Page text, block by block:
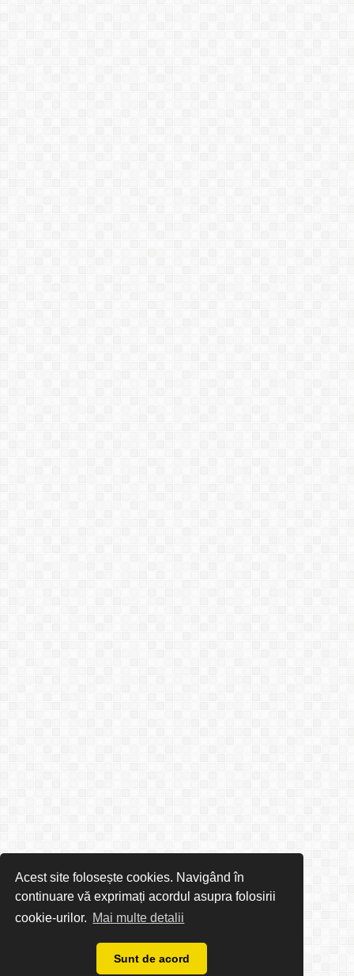
Acest site folosește cookies. Navigând în
continuare vă exprimați acordul asupra folosirii
cookie-urilor. Mai multe detalii
Sunt de acord